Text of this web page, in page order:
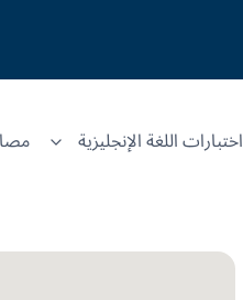
اختبارات اللغة الإنجليزية